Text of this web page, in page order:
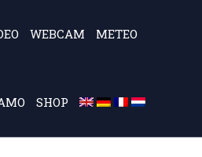
WEBCAM METEO
SHOP